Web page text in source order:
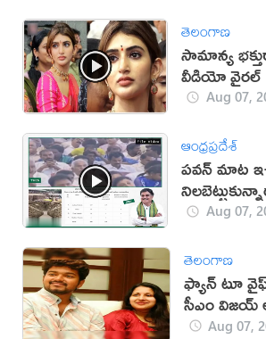
తెలంగాణ
సామాన్య
వీడియో వైరల్
Aug 07,
ఆంధ్రప్రదేశ్
పవన్ మాట
(వీడియో)
Aug 07,
తెలంగాణ
ఫ్యాన్ టూ
సీఎం విజయ్
Aug 07,